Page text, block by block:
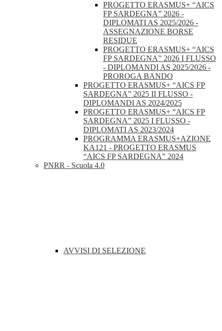
PROGETTO ERASMUS+ “AICS
FP SARDEGNA” 2026 -
DIPLOMATI AS 2025/2026 -
ASSEGNAZIONE BORSE
RESIDUE
PROGETTO ERASMUS+ “AICS
FP SARDEGNA” 2026 I FLUSSO
- DIPLOMANDI AS 2025/2026 -
PROROGA BANDO
PROGETTO ERASMUS+ “AICS FP
SARDEGNA” 2025 II FLUSSO -
DIPLOMANDI AS 2024/2025
PROGETTO ERASMUS+ “AICS FP
SARDEGNA” 2025 I FLUSSO -
DIPLOMATI AS 2023/2024
PROGRAMMA ERASMUS+AZIONE
KA121 - PROGETTO ERASMUS
“AICS FP SARDEGNA” 2024
PNRR - Scuola 4.0
AVVISI DI SELEZIONE